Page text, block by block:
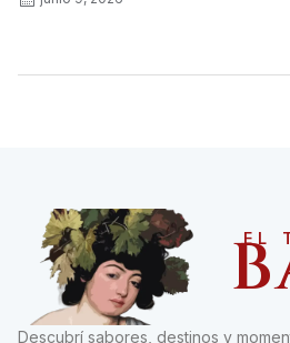
EL
Descubrí sabores, destinos y